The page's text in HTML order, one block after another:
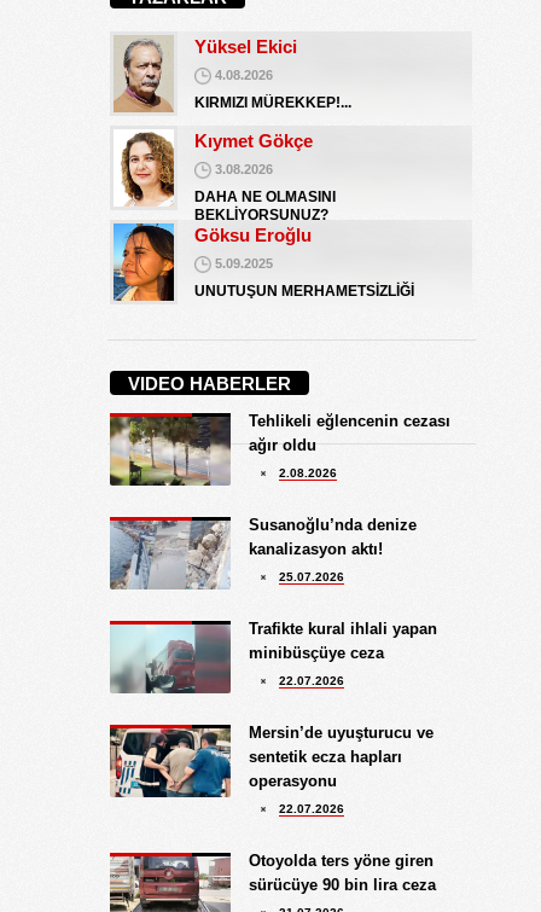
BATSIN BU DÜNYA
Yüksel Ekici
4.08.2026
KIRMIZI MÜREKKEP!...
Kıymet Gökçe
3.08.2026
DAHA NE OLMASINI
BEKLİYORSUNUZ?
Göksu Eroğlu
5.09.2025
UNUTUŞUN MERHAMETSİZLİĞİ
İŞGALCİ GÖRÜNÜMLÜ HALK!
Koray Ünlü
10.09.2024
BATSIN BU DÜNYA
Yüksel Ekici
4.08.2026
KIRMIZI MÜREKKEP!...
3.08.2026
DAHA NE OLMASINI
BEKLİYORSUNUZ?
5.09.2025
UNUTUŞUN MERHAMETSİZLİĞİ
Hediye Eroğlu
İŞGALCİ GÖRÜNÜMLÜ HALK!
Koray Ünlü
VIDEO HABERLER
Tehlikeli eğlencenin cezası
ağır oldu
2.08.2026
Susanoğlu’nda denize
kanalizasyon aktı!
25.07.2026
Trafikte kural ihlali yapan
minibüsçüye ceza
22.07.2026
Mersin’de uyuşturucu ve
sentetik ecza hapları
operasyonu
22.07.2026
Otoyolda ters yöne giren
sürücüye 90 bin lira ceza